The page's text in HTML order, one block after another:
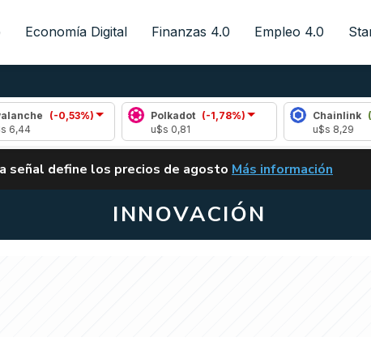
Economía Digital Finanzas 4.0 Empleo 4.0
Polkadot (-1,78%)
Chainlink (0,54%)
ALERTA
señal define los precios de agosto VUELVE EL CARRY
Más información
INNOVACIÓN